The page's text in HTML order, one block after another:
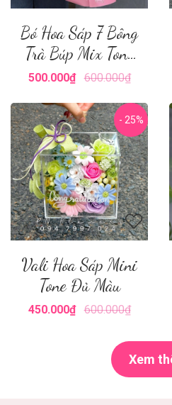
Bó Hoa Sáp 7 Bông
Trà Búp Mix Tone
Hồng
500.000₫ 600.000₫
- 25%
Vali Hoa Sáp Mini
Tone Đủ Màu
450.000₫ 600.000₫
Xem